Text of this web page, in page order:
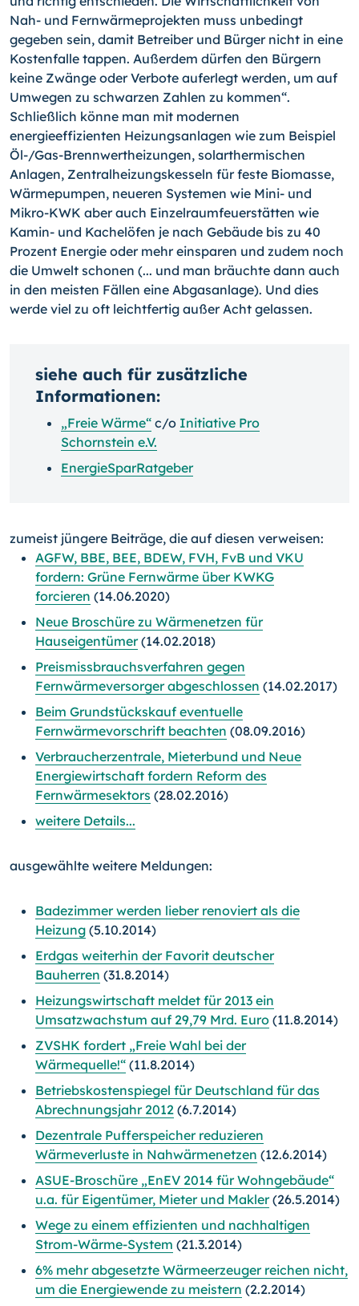
Nah- und Fernwärmeprojekten muss unbedingt
gegeben sein, damit Betreiber und Bürger nicht in eine
Kostenfalle tappen. Außerdem dürfen den Bürgern
keine Zwänge oder Verbote auferlegt werden, um auf
Umwegen zu schwarzen Zahlen zu kommen“.
Schließlich könne man mit modernen
energieeffizienten Heizungsanlagen wie zum Bei­spiel
Öl-/Gas-Brennwertheizungen, solarthermischen
Anlagen, Zentralheizungskesseln für feste Biomasse,
Wärmepumpen, neueren Systemen wie Mini- und
Mikro-KWK aber auch Einzelraumfeuerstätten wie
Kamin- und Kachelöfen je nach Gebäude bis zu 40
Prozent Energie oder mehr einsparen und zudem noch
die Umwelt schonen (... und man bräuchte dann auch
in den meisten Fällen eine Abgasanlage). Und dies
werde viel zu oft leichtfertig außer Acht gelassen.
siehe auch für zusätzliche
Informationen:
„Freie Wärme“ c/o Initiative Pro
Schornstein e.V.
EnergieSparRatgeber
zumeist jüngere Beiträge, die auf diesen verweisen:
AGFW, BBE, BEE, BDEW, FVH, FvB und VKU
fordern: Grüne Fernwärme über KWKG
forcieren (14.06.2020)
Neue Broschüre zu Wärmenetzen für
Hauseigentümer(14.02.2018)
Preismissbrauchsverfahren gegen
Fernwärmeversorger abgeschlossen (14.02.2017)
Beim Grundstückskauf eventuelle
Fernwärmevorschrift beachten (08.09.2016)
Verbraucherzentrale, Mieterbund und Neue
Energiewirtschaft fordern Reform des
Fernwärmesektors (28.02.2016)
weitere Details...
ausgewählte weitere Meldungen:
Badezimmer werden lieber renoviert als die
Heizung (5.10.2014)
Erdgas weiterhin der Favorit deutscher
Bauherren (31.8.2014)
Heizungswirtschaft meldet für 2013 ein
Umsatzwachstum auf 29,79 Mrd. Euro (11.8.2014)
ZVSHK fordert „Freie Wahl bei der
Wärmequelle!“ (11.8.2014)
Betriebskostenspiegel für Deutschland für das
Abrechnungsjahr 2012 (6.7.2014)
Dezentrale Pufferspeicher reduzieren
Wärmeverluste in Nahwärmenetzen (12.6.2014)
ASUE-Broschüre „EnEV 2014 für Wohngebäude“
u.a. für Eigentümer, Mieter und Makler(26.5.2014)
Wege zu einem effizienten und nachhaltigen
Strom-Wärme-System (21.3.2014)
6% mehr abgesetzte Wärmeerzeuger reichen nicht,
um die Energiewende zu meistern (2.2.2014)